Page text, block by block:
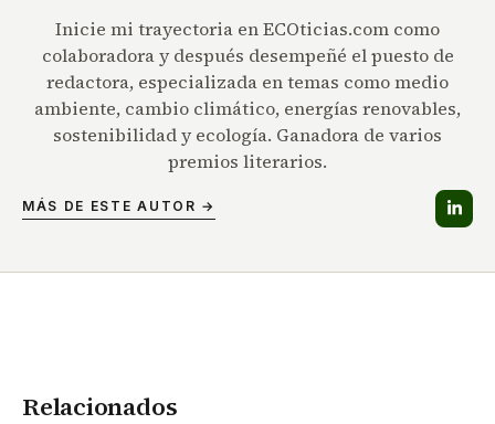
Inicie mi trayectoria en ECOticias.com como
colaboradora y después desempeñé el puesto de
redactora, especializada en temas como medio
ambiente, cambio climático, energías renovables,
sostenibilidad y ecología. Ganadora de varios
premios literarios.
MÁS DE ESTE AUTOR →
Relacionados